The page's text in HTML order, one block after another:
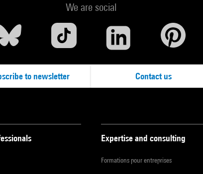
We are social
to newsletter Contact us
Expertise and consulting
Formations pour entreprises